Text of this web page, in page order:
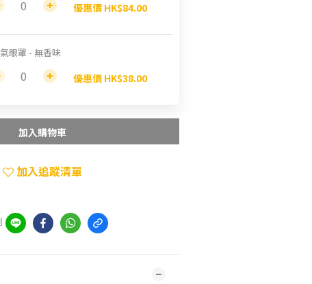
優惠價 HK$84.00
眼罩 - 無香味
優惠價 HK$38.00
加入購物車
加入追蹤清單